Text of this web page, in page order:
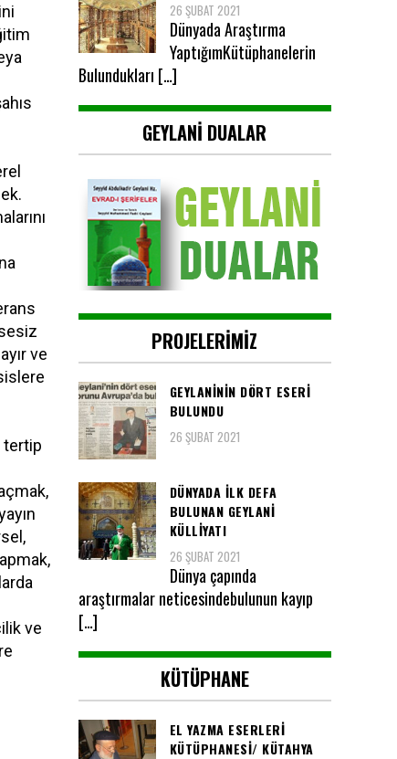
ve
tertip
ve
26 ŞUBAT 2021
Dünyada Araştırma
YaptığımKütüphanelerin
Bulundukları […]
GEYLANI DUALAR
PROJELERIMIZ
GEYLANININ DÖRT ESERI
BULUNDU
26 ŞUBAT 2021
DÜNYADA ILK DEFA
BULUNAN GEYLANİ
KÜLLİYATI
26 ŞUBAT 2021
Dünya çapında
araştırmalar neticesindebulunun kayıp
[…]
KÜTÜPHANE
EL YAZMA ESERLERI
KÜTÜPHANESI/ KÜTAHYA